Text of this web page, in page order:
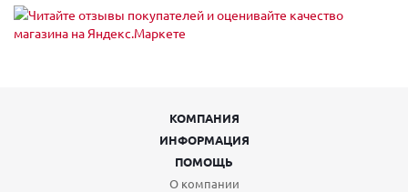
КОМПАНИЯ
ИНФОРМАЦИЯ
ПОМОЩЬ
О компании